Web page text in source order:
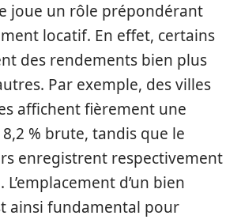
joue un rôle prépondérant
locatif. En effet, certains
des rendements bien plus
Par exemple, des villes
affichent fièrement une
% brute, tandis que le
enregistrent respectivement
L’emplacement d’un bien
ainsi fundamental pour